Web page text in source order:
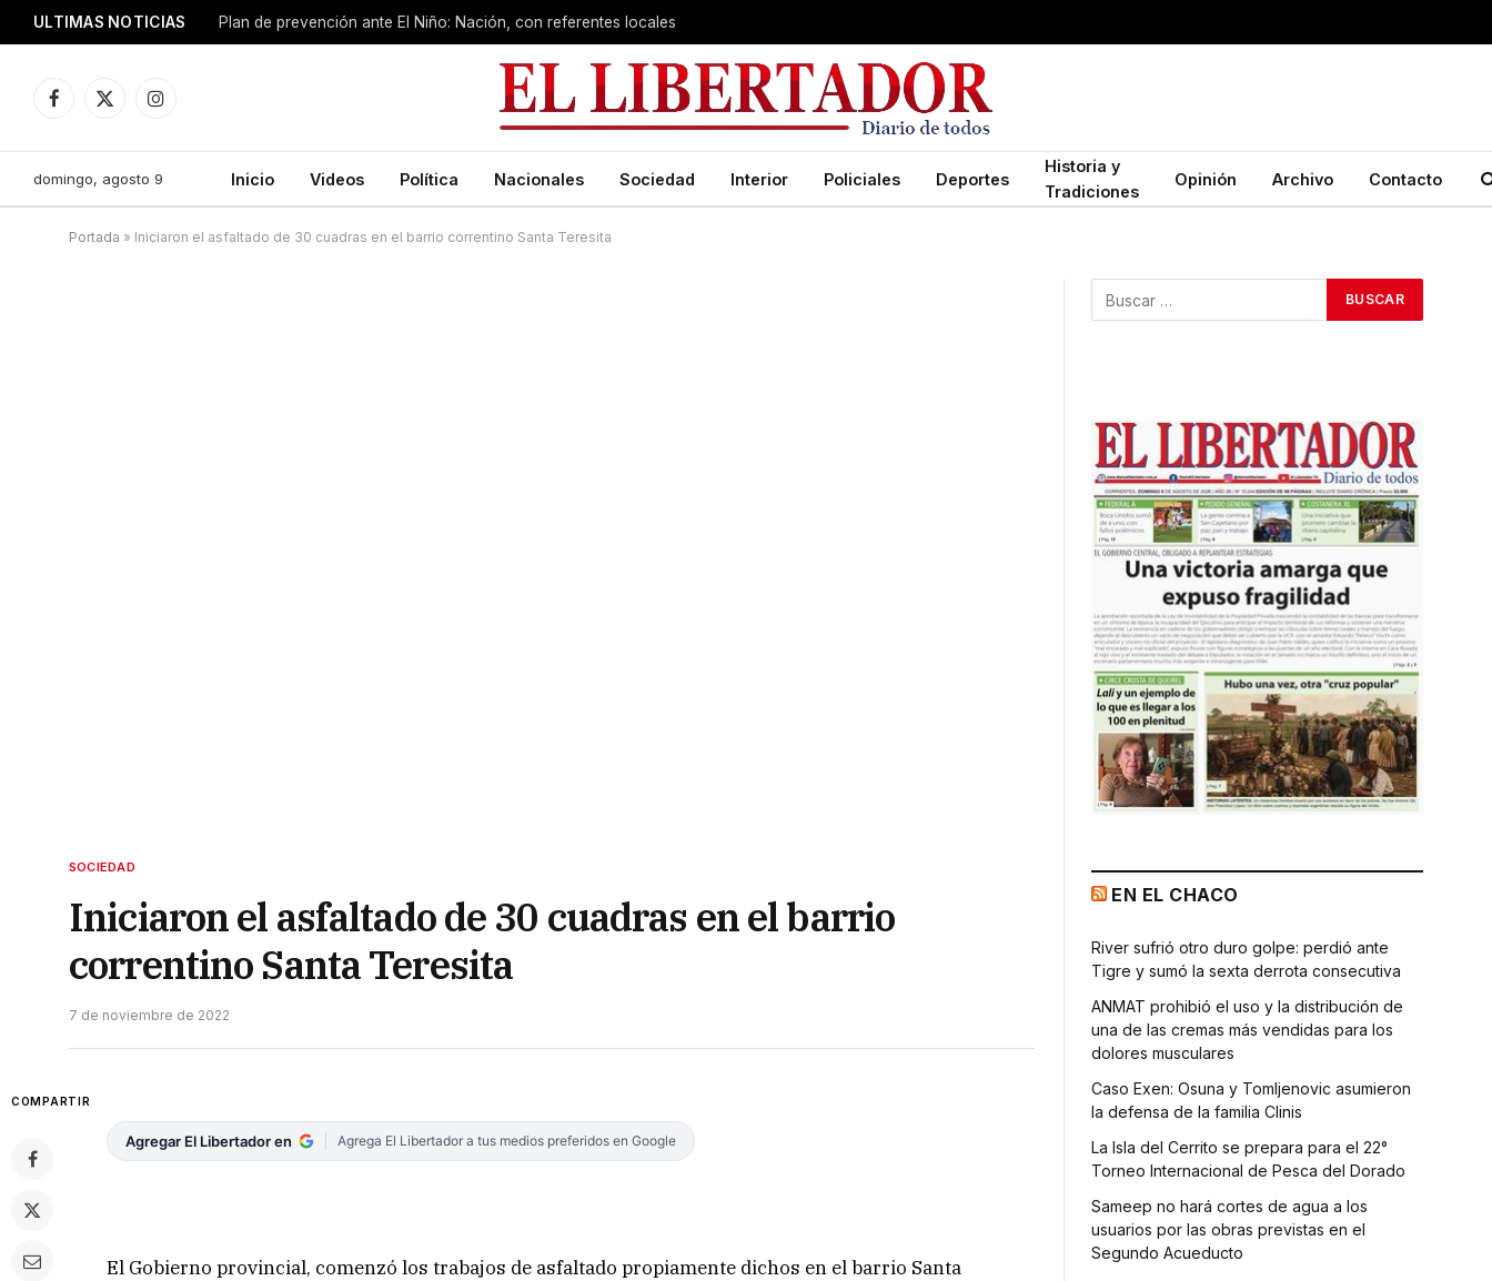
ULTIMAS NOTICIAS Plan de prevención ante El Niño: Nación, con referentes locales
Facebook
X
Instagram
domingo, agosto 9 Inicio Videos Política Nacionales Sociedad Interior Policiales Deportes
Historia y
Tradiciones
Opinión Archivo Contacto
Portada » Iniciaron el asfaltado de 30 cuadras en el barrio correntino Santa Teresita
SOCIEDAD
Iniciaron el asfaltado de 30 cuadras en el barrio
correntino Santa Teresita
7 de noviembre de 2022
COMPARTIR
Agregar El Libertador en Agrega El Libertador a tus medios preferidos en Google
El Gobierno provincial, comenzó los trabajos de asfaltado propiamente dichos en el barrio Santa
EN EL CHACO
River sufrió otro duro golpe: perdió ante
Tigre y sumó la sexta derrota consecutiva
ANMAT prohibió el uso y la distribución de
una de las cremas más vendidas para los
dolores musculares
Caso Exen: Osuna y Tomljenovic asumieron
la defensa de la familia Clinis
La Isla del Cerrito se prepara para el 22°
Torneo Internacional de Pesca del Dorado
Sameep no hará cortes de agua a los
usuarios por las obras previstas en el
Segundo Acueducto